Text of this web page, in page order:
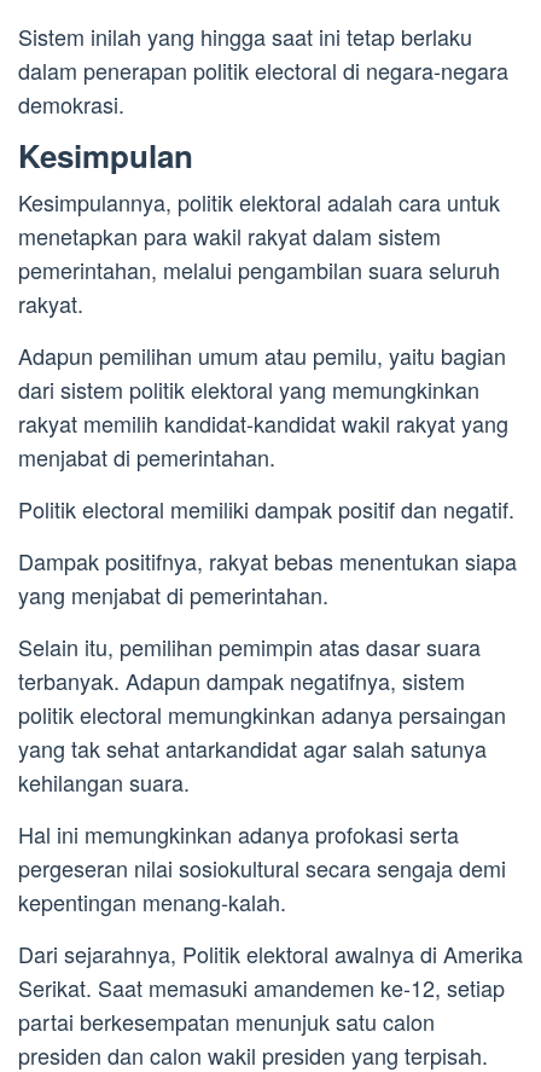
Sistem inilah yang hingga saat ini tetap berlaku
dalam penerapan politik electoral di negara-negara
demokrasi.
Kesimpulan
Kesimpulannya, politik elektoral adalah cara untuk
menetapkan para wakil rakyat dalam sistem
pemerintahan, melalui pengambilan suara seluruh
rakyat.
Adapun pemilihan umum atau pemilu, yaitu bagian
dari sistem politik elektoral yang memungkinkan
rakyat memilih kandidat-kandidat wakil rakyat yang
menjabat di pemerintahan.
Politik electoral memiliki dampak positif dan negatif.
Dampak positifnya, rakyat bebas menentukan siapa
yang menjabat di pemerintahan.
Selain itu, pemilihan pemimpin atas dasar suara
terbanyak. Adapun dampak negatifnya, sistem
politik electoral memungkinkan adanya persaingan
yang tak sehat antarkandidat agar salah satunya
kehilangan suara.
Hal ini memungkinkan adanya profokasi serta
pergeseran nilai sosiokultural secara sengaja demi
kepentingan menang-kalah.
Dari sejarahnya, Politik elektoral awalnya di Amerika
Serikat. Saat memasuki amandemen ke-12, setiap
partai berkesempatan menunjuk satu calon
presiden dan calon wakil presiden yang terpisah.